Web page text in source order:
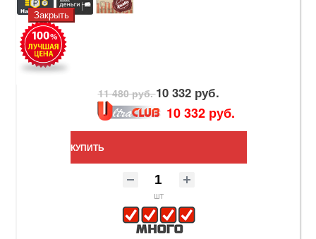
11 480 руб.10 332 руб.
10 332 руб.
КУПИТЬ
шт
Закрыть